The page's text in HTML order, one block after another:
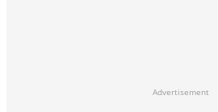
Advertisement